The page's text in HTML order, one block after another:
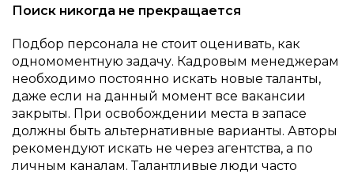
Поиск никогда не прекращается
Подбор персонала не стоит оценивать, как
одномоментную задачу. Кадровым менеджерам
необходимо постоянно искать новые таланты,
даже если на данный момент все вакансии
закрыты. При освобождении места в запасе
должны быть альтернативные варианты. Авторы
рекомендуют искать не через агентства, а по
личным каналам. Талантливые люди часто